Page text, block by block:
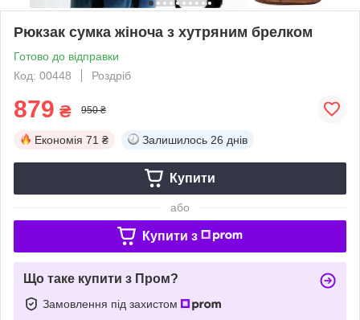
Рюкзак сумка жіноча з хутряним брелком
Готово до відправки
Код: 00448
Роздріб
879 ₴ 950 ₴
Економія 71 ₴ Залишилось 26 днів
Купити
або
Купити з
Що таке купити з Пром?
Замовлення під захистом